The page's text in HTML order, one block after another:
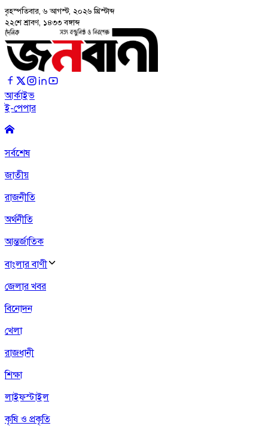
বৃহস্পতিবার, ৬ আগস্ট, ২০২৬ খ্রিস্টাব্দ
২২শে শ্রাবণ, ১৪৩৩ বঙ্গাব্দ
আর্কাইভ
ই-পেপার
সর্বশেষ
জাতীয়
রাজনীতি
অর্থনীতি
আন্তর্জাতিক
বাংলার বাণী
জেলার খবর
বিনোদন
খেলা
রাজধানী
শিক্ষা
লাইফস্টাইল
কৃষি ও প্রকৃতি